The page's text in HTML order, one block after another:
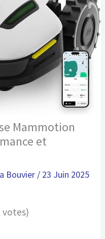
Mammotion
et
Bouvier / 23 Juin 2025
votes)